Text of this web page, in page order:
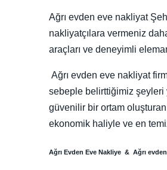
Ağrı evden eve nakliyat
nakliyatçılara vermeniz
araçları ve deneyimli
Ağrı evden eve nakliyat
sebeple belirttiğimiz şeyleri
güvenilir bir ortam
ekonomik haliyle ve en
Ağrı Evden Eve Nakliye & Ağrı